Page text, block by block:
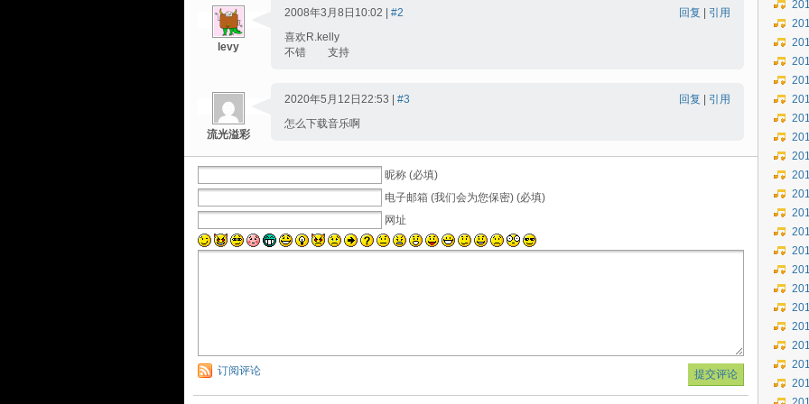
levy
2008年3月8日10:02 | #2 回复
引用
喜欢R.kelly
不错 支持
流光溢彩
2020年5月12日22:53 | #3 回复
引用
怎么下载音乐啊
昵称 (必填)
电子邮箱 (我们会为您保密) (必填)
网址
订阅评论